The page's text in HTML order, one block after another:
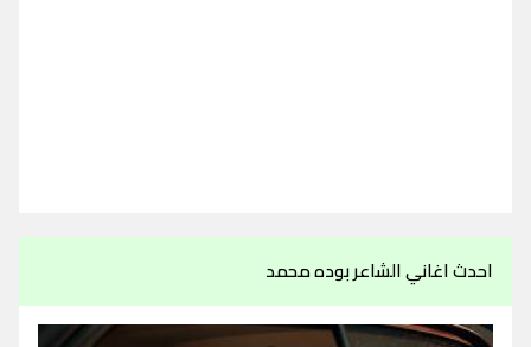
احدث اغاني الشاعر بوده محمد